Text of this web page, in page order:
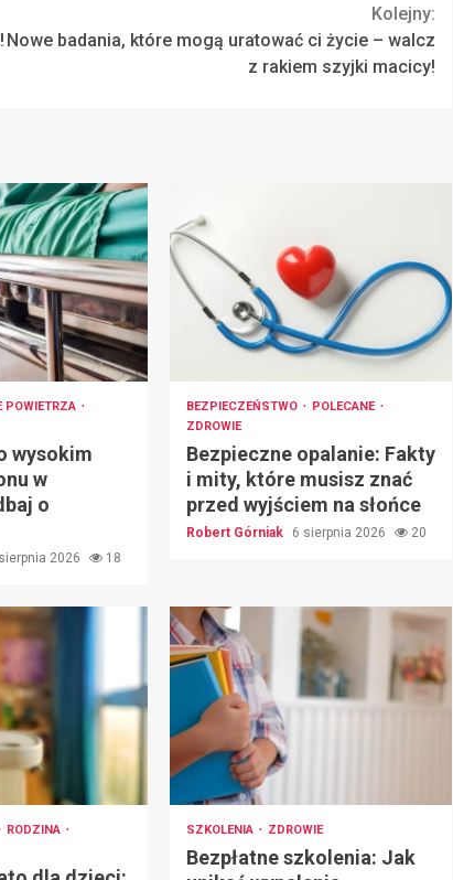
Kolejny:
Nowe badania, które mogą uratować ci życie – walcz
z rakiem szyjki macicy!
POWIETRZA
wysokim
w
o
2026 18
BEZPIECZEŃSTWO
POLECANE
ZDROWIE
Bezpieczne opalanie: Fakty
i mity, które musisz znać
przed wyjściem na słońce
Robert Górniak 6 sierpnia 2026 20
RODZINA
SZKOLENIA ZDROWIE
Bezpłatne szkolenia: Jak